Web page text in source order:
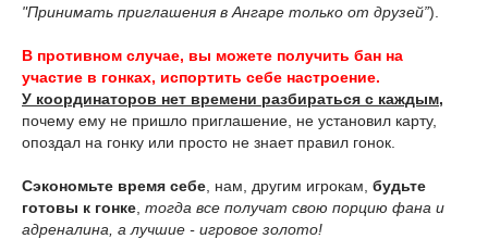
"Принимать приглашения в Ангаре только от друзей”).
В противном случае, вы можете получить бан на
участие в гонках, испортить себе настроение.
У координаторов нет времени разбираться с каждым,
почему ему не пришло приглашение, не установил карту,
опоздал на гонку или просто не знает правил гонок.
Сэкономьте время себе , нам, другим игрокам, будьте
готовы к гонке тогда все получат свою порцию фана и
адреналина, а лучшие - игровое золото!